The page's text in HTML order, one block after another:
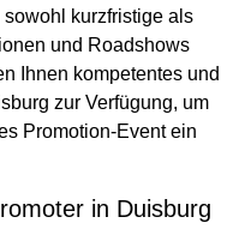
kurzfristige als
und Roadshows
Ihnen kompetentes und
zur Verfügung, um
Promotion-Event ein
in Duisburg